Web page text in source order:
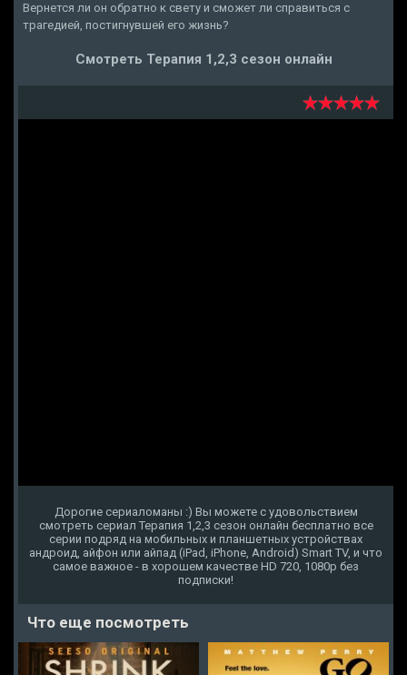
Вернется ли он обратно к свету и сможет ли справиться с
трагедией, постигнувшей его жизнь?
Смотреть Терапия 1,2,3 сезон онлайн
Дорогие сериаломаны :) Вы можете с удовольствием
смотреть сериал Терапия 1,2,3 сезон онлайн бесплатно все
серии подряд на мобильных и планшетных устройствах
андроид, айфон или айпад (iPad, iPhone, Android) Smart TV, и что
самое важное - в хорошем качестве HD 720, 1080p без
подписки!
Что еще посмотреть